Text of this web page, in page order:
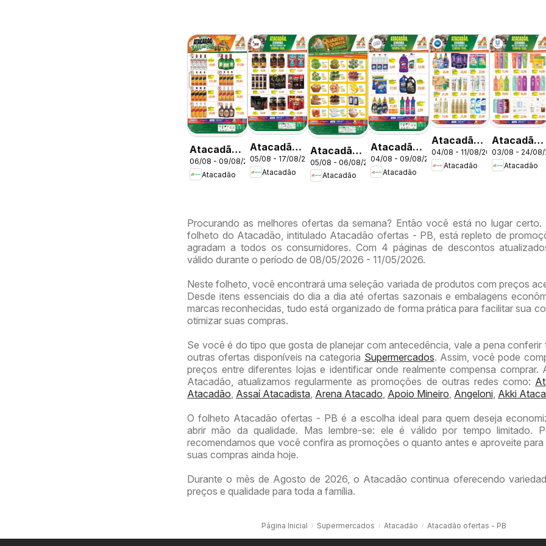
Atacadão
ofertas -
DF
06/08 - 09/08/2026
Atacadão
Atacadão
ofertas -
DF
05/08 - 17/08/2026
Atacadão
Atacadão
ofertas -
DF
05/08 - 06/08/2026
Atacadão
Atacadão
ofertas -
DF
04/08 - 09/08/2026
Atacadão
Atacadão
ofertas -
DF
04/08 - 11/08/2026
Atacadão
Atacadão
ofertas -
DF
03/08 - 24/08/
Atacadão
Procurando as melhores ofertas da semana? Então você está no lugar certo.
folheto do Atacadão, intitulado Atacadão ofertas - PB, está repleto de
agradam a todos os consumidores. Com 4 páginas de descontos
válido durante o período de 08/05/2026 - 11/05/2026.
Neste folheto, você encontrará uma seleção variada de produtos com preços
Desde itens essenciais do dia a dia até ofertas sazonais e embalagens
marcas reconhecidas, tudo está organizado de forma prática para facilitar sua
otimizar suas compras.
Se você é do tipo que gosta de planejar com antecedência, vale a pena conferir
outras ofertas disponíveis na categoria Supermercados. Assim, você pode
preços entre diferentes lojas e identificar onde realmente compensa comprar.
Atacadão, atualizamos regularmente as promoções de outras redes como:
Atacadão Assaí Atacadista Arena Atacado Apoio Mineiro Angeloni Akki
O folheto Atacadão ofertas - PB é a escolha ideal para quem deseja
abrir mão da qualidade. Mas lembre-se: ele é válido por tempo limitado.
recomendamos que você confira as promoções o quanto antes e aproveite para
suas compras ainda hoje.
Durante o mês de Agosto de 2026, o Atacadão continua oferecendo
preços e qualidade para toda a família.
Página Inicial Supermercados Atacadão Atacadão ofertas - PB